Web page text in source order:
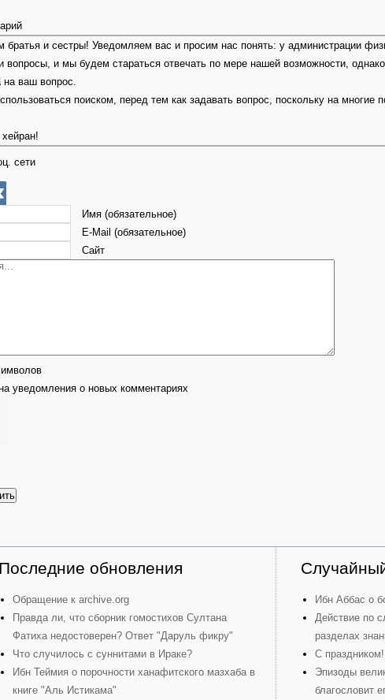
братья и сестры! Уведомляем вас и просим нас понять: у администрации
вопросы, и мы будем стараться отвечать по мере нашей возможности,
на ваш вопрос.
поиском, перед тем как задавать вопрос, поскольку на многие
сети
Имя (обязательное)
E-Mail (обязательное)
Сайт
уведомления о новых комментариях
Последние обновления
Обращение к archive.org
Правда ли, что сборник гомостихов Султана
Фатиха недостоверен? Ответ "Даруль фикру"
Что случилось с суннитами в Ираке?
Ибн Теймия о порочности ханафитского мазхаба в
книге "Аль Истикама"
Ибн Аббас о
Действие по
разделах
С праздником!
Эпизоды
благословит